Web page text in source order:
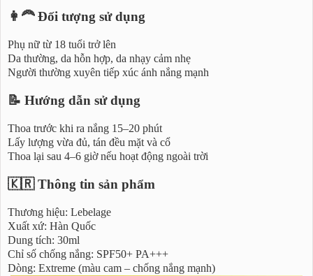
👩‍🦰 Đối tượng sử dụng
Phụ nữ từ 18 tuổi trở lên
Da thường, da hỗn hợp, da nhạy cảm nhẹ
Người thường xuyên tiếp xúc ánh nắng mạnh
📝 Hướng dẫn sử dụng
Thoa trước khi ra nắng 15–20 phút
Lấy lượng vừa đủ, tán đều mặt và cổ
Thoa lại sau 4–6 giờ nếu hoạt động ngoài trời
🇰🇷 Thông tin sản phẩm
Thương hiệu: Lebelage
Xuất xứ: Hàn Quốc
Dung tích: 30ml
Chỉ số chống nắng: SPF50+ PA+++
Dòng: Extreme (màu cam – chống nắng mạnh)